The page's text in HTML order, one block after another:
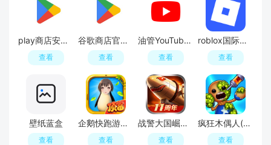
play商店安卓版(GooglePlay商店)
查看
谷歌商店官方正版
查看
油管YouTube APP最新版
查看
roblox国际服官方正版
查看
壁纸蓝盒
查看
企鹅快跑游戏最新版
查看
战警大国崛起手游
查看
疯狂木偶人(Kick The Buddy)
查看